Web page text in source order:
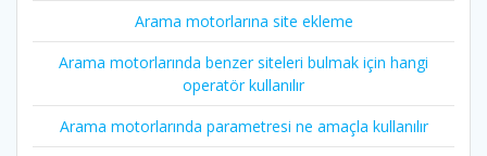
Arama motorlarına site ekleme
Arama motorlarında benzer siteleri bulmak için hangi
operatör kullanılır
Arama motorlarında parametresi ne amaçla kullanılır